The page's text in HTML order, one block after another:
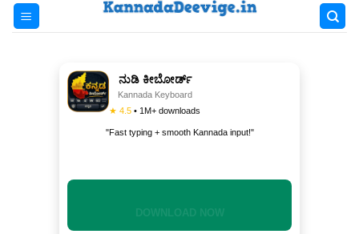
Skip
ನುಡಿ ಕೀಬೋರ್ಡ್
Kannada Keyboard
★ 4.5 • 1M+ downloads
"Fast typing + smooth Kannada input!"